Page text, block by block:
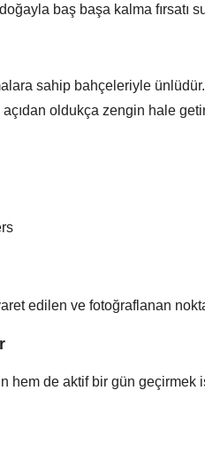
baş başa kalma fırsatı
sahip bahçeleriyle
oldukça zengin hale
edilen ve fotoğraflanan
hem de aktif bir gün geçirmek